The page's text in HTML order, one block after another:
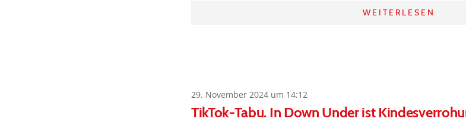
WEITERLESEN
29. November 2024 um 14:12
TikTok-Tabu. In Down Under ist